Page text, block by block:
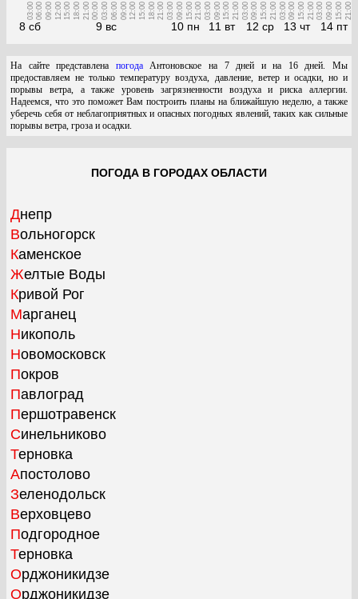
8 сб
03:0006:00 09:00 12:0015:00 18:00 21:00
9 вс
00:00 03:00 06:00 09:0012:00 15:00 18:0021:00
10 пн
03:00 09:00 15:0021:00
11 вт
03:00 09:0015:00 21:00
12 ср
03:0009:00 15:00 21:00
13 чт
03:0009:00 15:00 21:00
14 пт
03:00 09:00 15:00 21:00
На сайте представлена погодаАнтоновское на 7 дней и на 16 дней. Мы
предоставляем не только температуру воздуха, давление, ветер и осадки, но и
порывы ветра, а также уровень загрязненности воздуха и риска аллергии.
Надеемся, что это поможет Вам построить планы на ближайшую неделю, а также
уберечь себя от неблагоприятных и опасных погодных явлений, таких как сильные
порывы ветра, гроза и осадки.
ПОГОДА В ГОРОДАХ ОБЛАСТИ
Днепр
Вольногорск
Каменское
Желтые Воды
Кривой Рог
Марганец
Никополь
Новомосковск
Покров
Павлоград
Першотравенск
Синельниково
Терновка
Апостолово
Зеленодольск
Верховцево
Подгородное
Терновка
Орджоникидзе
Орджоникидзе